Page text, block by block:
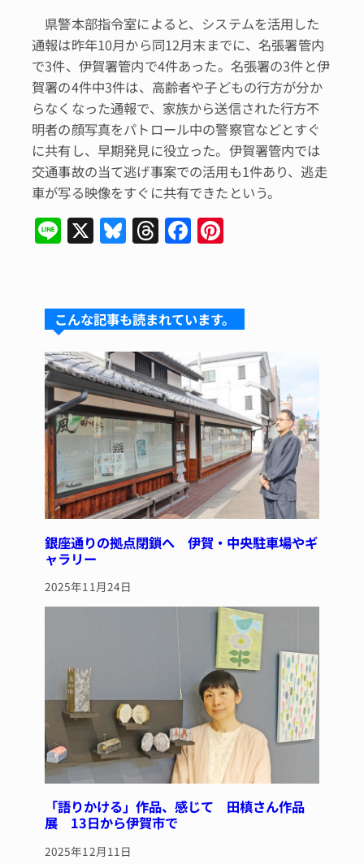
県警本部指令室によると、システムを活用した
通報は昨年10月から同12月末までに、名張署管内
で3件、伊賀署管内で4件あった。名張署の3件と伊
賀署の4件中3件は、高齢者や子どもの行方が分か
らなくなった通報で、家族から送信された行方不
明者の顔写真をパトロール中の警察官などとすぐ
に共有し、早期発見に役立った。伊賀署管内では
交通事故の当て逃げ事案での活用も1件あり、逃走
車が写る映像をすぐに共有できたという。
Li
n
X Bl
u
s
k
y
T
hr
a
d
s
F
a
e
b
o
o
k
re
st
こんな記事も読まれています。
銀座通りの拠点閉鎖へ 伊賀・中央駐車場やギ
ャラリー
2025年11月24日
「語りかける」作品、感じて 田槙さん作品
展 13日から伊賀市で
2025年12月11日